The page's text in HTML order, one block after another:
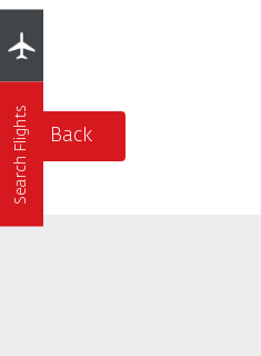
Back
Search Flights